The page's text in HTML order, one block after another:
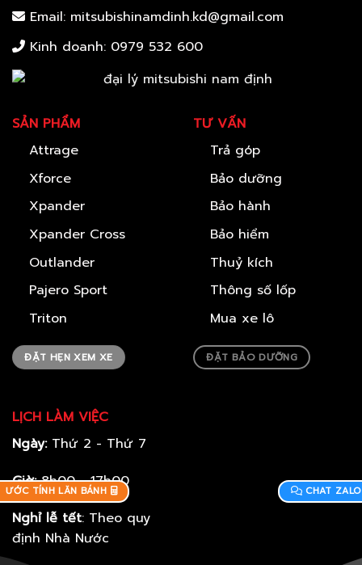
Email: mitsubishinamdinh.kd@gmail.com
Kinh doanh: 0979 532 600
SẢN PHẨM
Attrage
Xforce
Xpander
Xpander Cross
Outlander
Pajero Sport
Triton
ĐẶT HẸN XEM XE
LỊCH LÀM VIỆC
Ngày:Thứ 2 - Thứ 7
Giờ:8h00 - 17h00
Nghỉ lễ tết: Theo quy
định Nhà Nước
TƯ VẤN
Trả góp
Bảo dưỡng
Bảo hành
Bảo hiểm
Thuỷ kích
Thông số lốp
Mua xe lô
ĐẶT BẢO DƯỠNG
CHAT ZALO
ƯỚC TÍNH LĂN BÁNH